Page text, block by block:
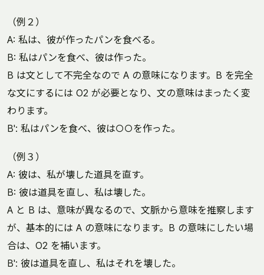
（例２）
A: 私は、彼が作ったパンを食べる。
B: 私はパンを食べ、彼は作った。
B は文として不完全なので A の意味になります。B を完全
な文にするには O2 が必要となり、文の意味はまったく変
わります。
B': 私はパンを食べ、彼は○○を作った。
（例３）
A: 彼は、私が壊した道具を直す。
B: 彼は道具を直し、私は壊した。
A と B は、意味が異なるので、文脈から意味を推察します
が、基本的には A の意味になります。B の意味にしたい場
合は、O2 を補います。
B': 彼は道具を直し、私はそれを壊した。